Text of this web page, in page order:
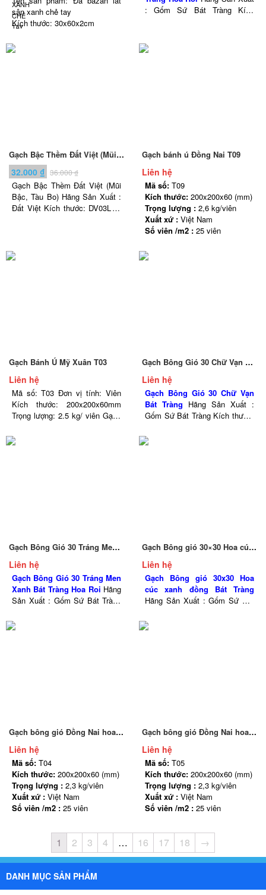
DANH MỤC SẢN PHẨM
XANH
CHẺ
TAY
SÂN
sân xanh chẻ tay
Kích thước: 30x60x2cm
…
Màu đá: Xám đen
: Gốm Sứ Bát Tràng Kích
(Viên/md) 3.3 viên
Gạch Bậc Thềm Đất Việt (Mũi Bậc, Tàu Bo)
36.000₫
32.000 ₫
Gạch Bậc Thềm Đất Việt (Mũi
Bậc, Tàu Bo) Hãng Sản Xuất :
Đất Việt Kích thước: DV03L3 :
5.0 kg
Gạch bánh ú Đồng Nai T09
Liên hệ
Mã số: T09
Kích thước: 200x200x60 (mm)
Trọng lượng : 2,6 kg/viên
Xuất xứ : Việt Nam
Số viên /m2 : 25 viên
Gạch Bánh Ú Mỹ Xuân T03
Liên hệ
Mã số: T03 Đơn vị tính: Viên
Kích thước: 200x200x60mm
Trọng lượng: 2.5 kg/ viên Gạch
trang trí thông gió cho ngôi nhà
thông thoáng...
Gạch Bông Gió 30 Chữ Vạn Bát Tràng
Liên hệ
Gạch Bông Gió 30 Chữ Vạn
Bát Tràng Hãng Sản Xuất :
Gốm Sứ Bát Tràng Kích thước:
2.8 kg Số lượng (Viên/md) 3.3
viên
Gạch Bông Gió 30 Tráng Men Xanh Bát Tràng Hoa Roi
Liên hệ
Gạch Bông Gió 30 Tráng Men
Xanh Bát Tràng Hoa Roi Hãng
Sản Xuất : Gốm Sứ Bát Tràng
Trọng lượng 2.8 kg Số lượng
(Viên/md) 3.3 viên
Gạch Bông gió 30×30 Hoa cúc xanh đồng Bát Tràng
Liên hệ
Gạch Bông gió 30x30 Hoa
cúc xanh đồng Bát Tràng
Hãng Sản Xuất : Gốm Sứ Bát
300x300x35mm Trọng lượng
2.8 kg Số lượng (Viên/md) 3.3
Gạch bông gió Đồng Nai hoa mai T04
Liên hệ
Mã số: T04
Kích thước: 200x200x60 (mm)
Trọng lượng : 2,3 kg/viên
Xuất xứ : Việt Nam
Số viên /m2 : 25 viên
Gạch bông gió Đồng Nai hoa phượng T05
Liên hệ
Mã số: T05
Kích thước: 200x200x60 (mm)
Trọng lượng : 2,3 kg/viên
Xuất xứ : Việt Nam
Số viên /m2 : 25 viên
1 2 3 4 … 16 17 18 →